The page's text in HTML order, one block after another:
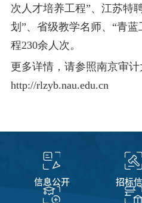
次人才培养工程”、江苏特
划”、省级教学名师、“青
程230余人次。
更多详情，请参照南京审计
http://rlzyb.nau.edu.cn
信息公开 招标